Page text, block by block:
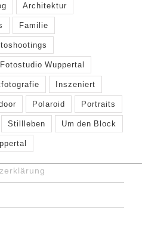
Architektur
Familie
Fotostudio Wuppertal
Inszeniert
Polaroid
Portraits
Stillleben
Um den Block